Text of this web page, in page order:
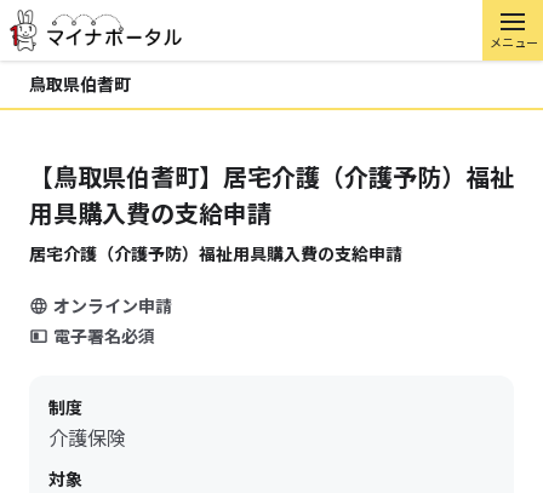
メニュー
鳥取県伯耆町
【鳥取県伯耆町】居宅介護（介護予防）福祉
用具購入費の支給申請
居宅介護（介護予防）福祉用具購入費の支給申請
オンライン申請
電子署名必須
制度
介護保険
対象